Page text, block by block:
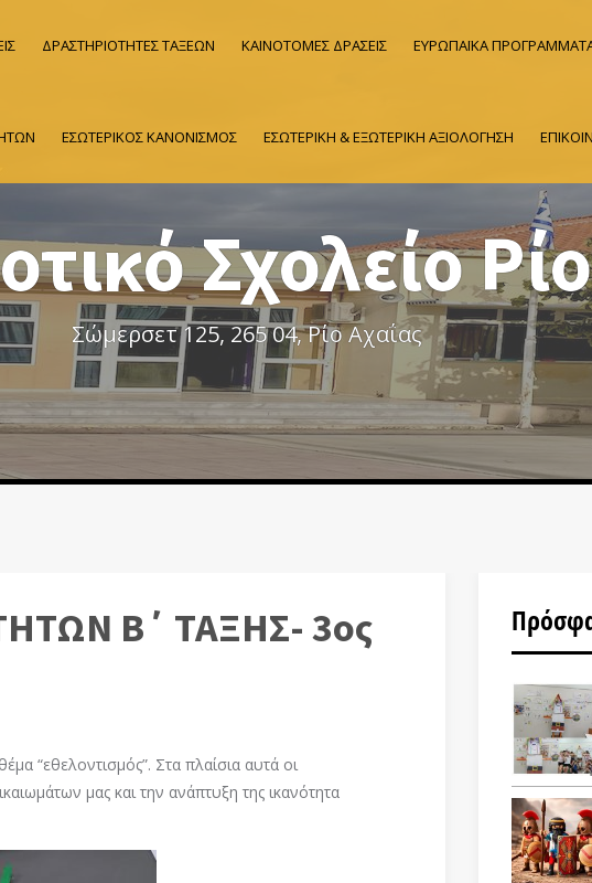
ΔΡΑΣΤΗΡΙΟΤΗΤΕΣ ΤΑΞΕΩΝ ΚΑΙΝΟΤΟΜΕΣ ΔΡΑΣΕΙΣ ΕΥΡΩΠΑΪΚΑ
ΕΣΩΤΕΡΙΚΟΣ ΚΑΝΟΝΙΣΜΟΣ ΕΣΩΤΕΡΙΚΗ & ΕΞΩΤΕΡΙΚΗ ΑΞΙΟΛΟΓΗΣΗ
Σχολείο
Σώμερσετ 125, 265 04, Ρίο Αχαΐας
Β΄ ΤΑΞΗΣ- 3ος
“εθελοντισμός”. Στα πλαίσια αυτά οι
μας και την ανάπτυξη της ικανότητα